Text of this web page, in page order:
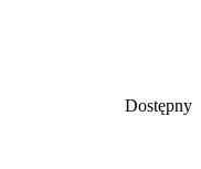
Dostępny